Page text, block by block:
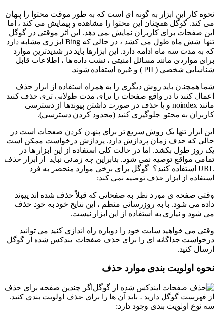
نحوه کار این ابزار به گونه ای است که به طور موقت محتوا را پنهان
می کند. گوگل همچنان این محتوا را مشاهده و پیمایش می کند ، اما
این صفحات برای کاربران نمایش نمی دهد. این اثر موقتی در گوگل
تنها شش ماه طول می کشد ، در حالی که Bing ابزاری مشابه دارد
که به مدت سه ماه ادامه دارد. این ابزارها باید در شدیدترین موارد
برای مواردی مانند مسائل امنیتی ، نشت داده ها ، اطلاعات قابل
شناسایی شخصی ( PII ) و غیره استفاده شوند.
شما همچنان باید روش دیگری را به همراه استفاده از ابزار حذف
اعمال کنید تا در واقع صفحات را برای مدت طولانی تری حذف کنید
مانند noindex و یا حذف در صورت داشتن پیوندها از دسترسی
کاربران به محتوا جلوگیری کنید (محدود کردن دسترسی).
این ابزار تنها یک روش سریع تر برای پنهان کردن صفحات است در
حالی که حذف زمان پردازش دارد. پردازش درخواست ممکن است
یک روز طول بکشد. اما در حالت کلی استفاده از این ابزار ها در
تمامی مواقع توصیه نمی شود. بنابراین چه زمانی نباید از ابزار حذف
URL استفاده کنید؟ گوگل برای برخی موارد منحصر به فرد
استفاده از ابزار حذف توصیه نمی کند:
وقتی صفحه ی مورد نظر به صفحاتی که قبلاً حذف شده اند پیوند
داده می شود. با به روزرسانی منظم ، این نتایج خود به خود حذف
می شود و نیازی به استفاده از این ابزار نیست.
وقتی می خواهید سایت خود را دوباره راه اندازی کنید می توانید
درخواست جداگانه ای را برای حذف صفحات ایندکس شده از گوگل
ارسال کنید.
نحوه اولویت بندی موارد حذف
اگر چندین صفحه برای حذف
از فهرست گوگل دارید ، باید آن ها را برای حذف اولویت بندی کنید.
سه نوع اولویت بندی وجود دارد: